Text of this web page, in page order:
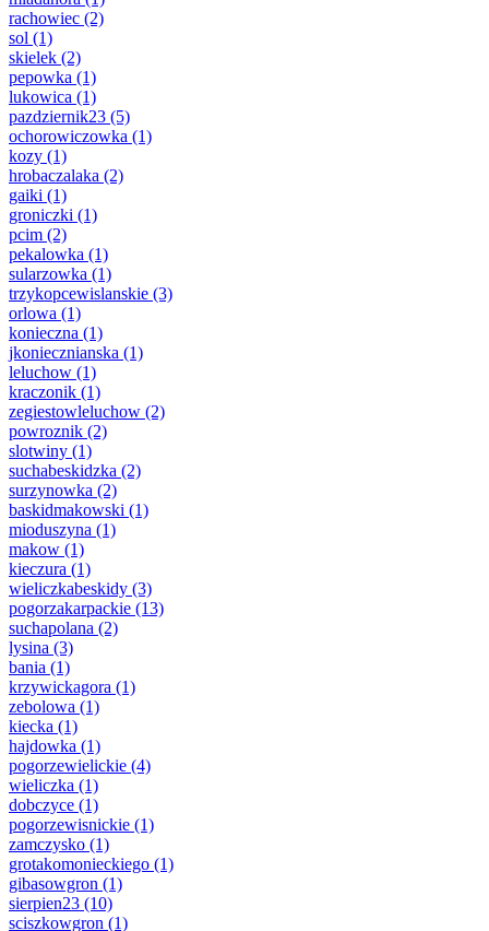
rachowiec (2)
sol (1)
skielek (2)
pepowka (1)
lukowica (1)
pazdziernik23 (5)
ochorowiczowka (1)
kozy (1)
hrobaczalaka (2)
gaiki (1)
groniczki (1)
pcim (2)
pekalowka (1)
sularzowka (1)
trzykopcewislanskie (3)
orlowa (1)
konieczna (1)
jkoniecznianska (1)
leluchow (1)
kraczonik (1)
zegiestowleluchow (2)
powroznik (2)
slotwiny (1)
suchabeskidzka (2)
surzynowka (2)
baskidmakowski (1)
mioduszyna (1)
makow (1)
kieczura (1)
wieliczkabeskidy (3)
pogorzakarpackie (13)
suchapolana (2)
lysina (3)
bania (1)
krzywickagora (1)
zebolowa (1)
kiecka (1)
hajdowka (1)
pogorzewielickie (4)
wieliczka (1)
dobczyce (1)
pogorzewisnickie (1)
zamczysko (1)
grotakomonieckiego (1)
gibasowgron (1)
sierpien23 (10)
sciszkowgron (1)